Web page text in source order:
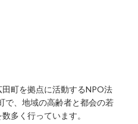
町を拠点に活動するNPO法
で、地域の高齢者と都会の若
多く行っています。